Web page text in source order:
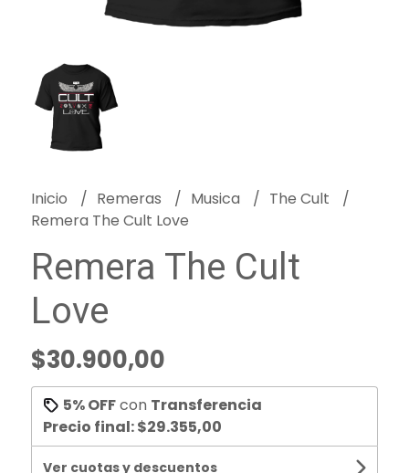
Inicio Remeras Musica
The Cult
Remera The Cult Love
Remera The Cult
Love
$30.900,00
5% OFFcon Transferencia
Precio final:$29.355,00
Ver cuotas y descuentos